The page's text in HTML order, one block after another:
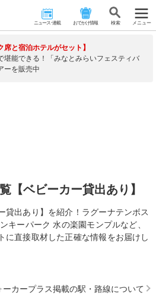
ニュース･連載 おでかけ情報 検 索 メニュー
席と宿泊ホテルがセット】
堪能できる！「みなとみらいフェスティバ
ーを販売中
【ベビーカー貸出あり】
貸出あり】を紹介！ラグーナテンボス
キーパーク 水の楽園モンプルなど、
に直接取材した正確な情報をお届けし
ーカープラス掲載の駅・路線について